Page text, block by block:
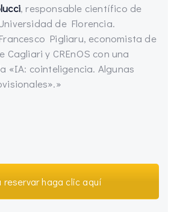
, responsable científico de
de Florencia.
Pigliaru, economista de
Cagliari y CREnOS con una
«IA: cointeligencia. Algunas
reservar haga clic aquí